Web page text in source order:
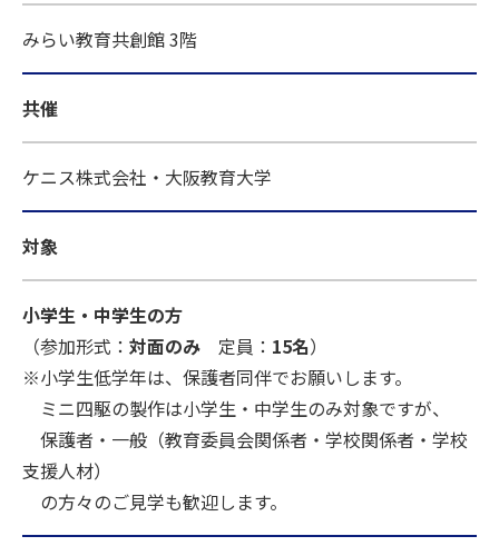
みらい教育共創館 3階
共催
ケニス株式会社・大阪教育大学
対象
小学生・中学生の方
（参加形式： 対面のみ 定員： 15名）
※小学生低学年は、保護者同伴でお願いします。
ミニ四駆の製作は小学生・中学生のみ対象ですが、
保護者・一般（教育委員会関係者・学校関係者・学校
支援人材）
の方々のご見学も歓迎します。